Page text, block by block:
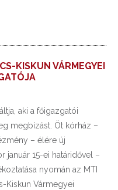
KISKUN VÁRMEGYEI
aki a főigazgatói
megbízást. Öt kórház –
– élére új
január 15-ei határidővel –
nyomán az MTI
Kiskun Vármegyei